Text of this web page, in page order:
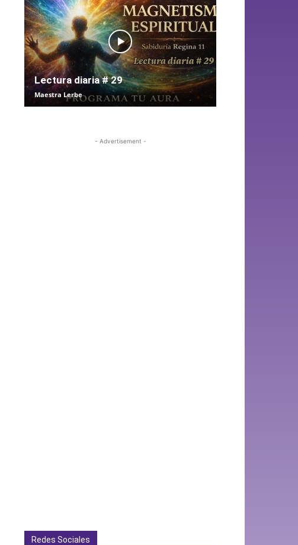
Lectura diaria # 29
Maestra Lerbe
- Advertisement -
Redes Sociales